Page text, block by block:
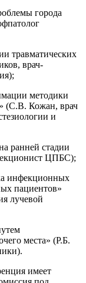
города
травматических
врач-
методики
(С.В. Кожан, врач
и
ранней стадии
ЦПБС);
инфекционных
пациентов»
лучевой
места» (Р.Б.
имеет